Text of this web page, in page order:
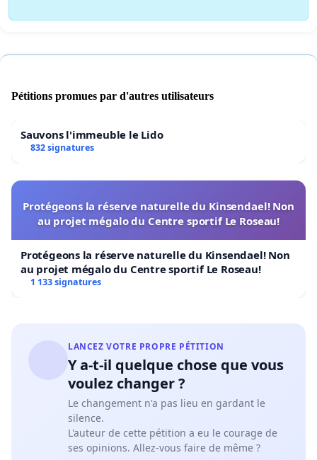
Pétitions promues par d'autres utilisateurs
Sauvons l'immeuble le Lido
832 signatures
Protégeons la réserve naturelle du Kinsendael! Non
au projet mégalo du Centre sportif Le Roseau!
Protégeons la réserve naturelle du Kinsendael! Non
au projet mégalo du Centre sportif Le Roseau!
1 133 signatures
LANCEZ VOTRE PROPRE PÉTITION
Y a-t-il quelque chose que vous
voulez changer ?
Le changement n'a pas lieu en gardant le
silence.
L'auteur de cette pétition a eu le courage de
ses opinions. Allez-vous faire de même ?